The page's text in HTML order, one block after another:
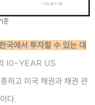
준
에서 투자할 수 있는 대
10-YEAR US
하고 미국 채권과 채권 관
다.